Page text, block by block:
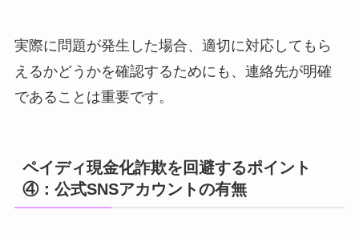
実際に問題が発生した場合、適切に対応してもら
えるかどうかを確認するためにも、連絡先が明確
であることは重要です。
ペイディ現金化詐欺を回避するポイント
④：公式SNSアカウントの有無